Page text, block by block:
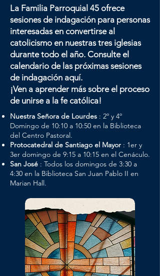
La Familia Parroquial 45 ofrece
sesiones de indagación para personas
interesadas en convertirse al
catolicismo en nuestras tres iglesias
durante todo el año. Consulte el
calendario de las próximas sesiones
de indagación aquí.
¡Ven a aprender más sobre el proceso
de unirse a la fe católica!
Nuestra Señora de Lourdes : 2º y 4º
Domingo de 10:10 a 10:50 en la Biblioteca
del Centro Pastoral.
Protocatedral de Santiago el Mayor : 1er y
3er domingo de 9:15 a 10:15 en el Cenáculo.
San José : Todos los domingos de 3:30 a
4:30 en la Biblioteca San Juan Pablo II en
Marian Hall.